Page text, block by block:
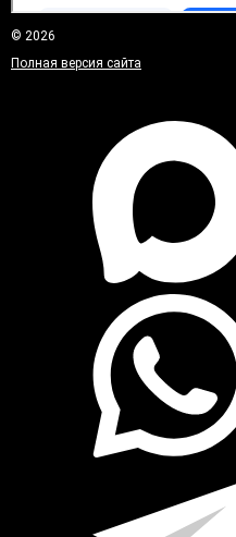
© 2026
Полная версия сайта